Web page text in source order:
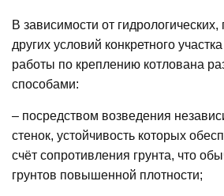
В зависимости от гидрологических,
других условий конкретного
работы по креплению котлована
способами:
– посредством возведения
стенок, устойчивость которых
счёт сопротивления грунта, что
грунтов повышенной плотности;